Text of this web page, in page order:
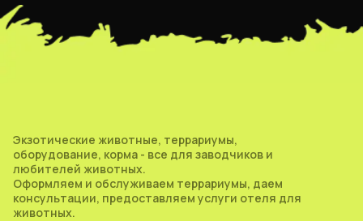
Экзотические животные, террариумы,
оборудование, корма - все для заводчиков и
любителей животных.
Оформляем и обслуживаем террариумы, даем
консультации, предоставляем услуги отеля для
животных.